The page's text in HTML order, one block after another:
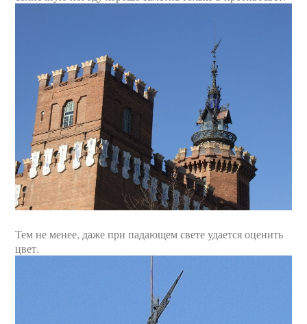
Тем не менее, даже при падающем свете удается оценить
цвет.